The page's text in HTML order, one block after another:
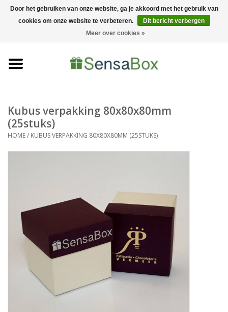
06-22022900 0 Artikelen - €0,00
Bewerkingen
Nieuws
Kubus verpakking 80x80x80mm
(25stuks)
HOME/ KUBUS VERPAKKING 80X80X80MM (25STUKS)
Door het gebruiken van onze website, ga je akkoord met het gebruik van
cookies om onze website te verbeteren.
Dit bericht verbergen
Meer over cookies »